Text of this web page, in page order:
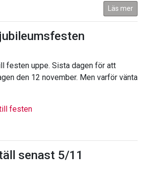
Läs mer
festen uppe. Sista dagen för att
den 12 november. Men varför vänta
festen
senast 5/11